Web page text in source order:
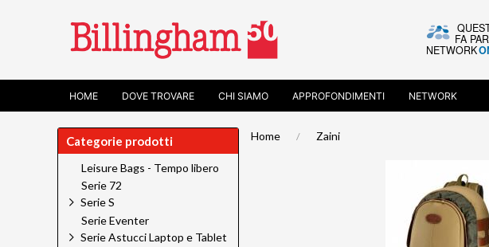
HOME DOVE TROVARE CHI SIAMO APPROFONDIMENTI NETWORK
Home Zaini
Categorie prodotti
Leisure Bags - Tempo libero
Serie 72
Serie S
Serie Eventer
Serie Astucci Laptop e Tablet